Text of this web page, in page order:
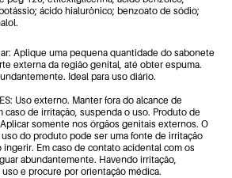
ácido hialurônico; benzoato de sódio;
Aplique uma pequena quantidade do sabonete
externa da região genital, até obter espuma.
Ideal para uso diário.
Uso externo. Manter fora do alcance de
caso de irritação, suspenda o uso. Produto de
somente nos órgãos genitais externos. O
do produto pode ser uma fonte de irritação
ingerir. Em caso de contato acidental com os
abundantemente. Havendo irritação,
e procure por orientação médica.